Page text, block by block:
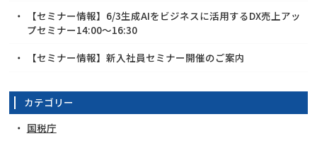
【セミナー情報】6/3生成AIをビジネスに活用するDX売上アッ
プセミナー14:00～16:30
【セミナー情報】新入社員セミナー開催のご案内
カテゴリー
国税庁